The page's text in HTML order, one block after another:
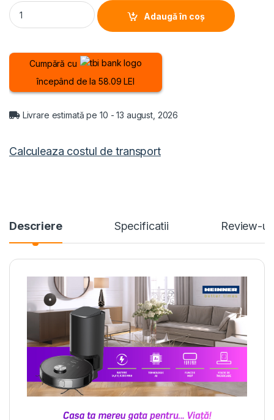
ASPIRATOR ROBOT HEINNER HI-ROBOX PRO+ HRVC-
Adaugă în coș
Cumpără cu
începând de la 58.09 LEI
Livrare estimată pe 10 - 13 august, 2026
Calculeaza costul de transport
Descriere Specificatii Review-uri